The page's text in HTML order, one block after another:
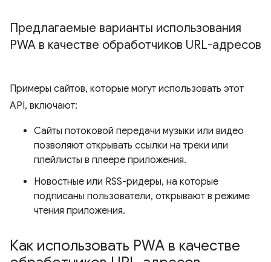
Предлагаемые варианты использования
PWA в качестве обработчиков URL-адресов
Примеры сайтов, которые могут использовать этот
API, включают:
Сайты потоковой передачи музыки или видео
позволяют открывать ссылки на треки или
плейлисты в плеере приложения.
Новостные или RSS-ридеры, на которые
подписаны пользователи, открывают в режиме
чтения приложения.
Как использовать PWA в качестве